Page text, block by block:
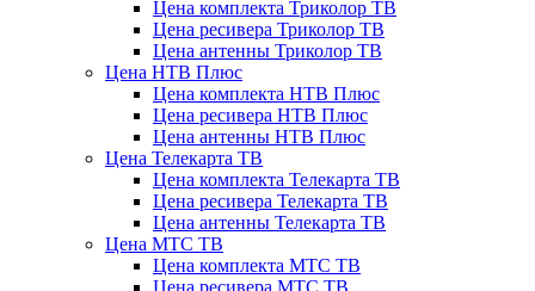
Цена комплекта Триколор ТВ
Цена ресивера Триколор ТВ
Цена антенны Триколор ТВ
Цена НТВ Плюс
Цена комплекта НТВ Плюс
Цена ресивера НТВ Плюс
Цена антенны НТВ Плюс
Цена Телекарта ТВ
Цена комплекта Телекарта ТВ
Цена ресивера Телекарта ТВ
Цена антенны Телекарта ТВ
Цена МТС ТВ
Цена комплекта МТС ТВ
Цена ресивера МТС ТВ